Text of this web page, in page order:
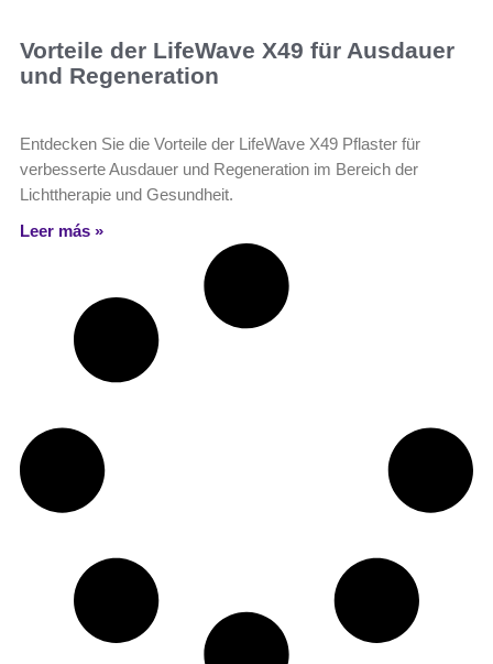
Vorteile der LifeWave X49 für Ausdauer
und Regeneration
Entdecken Sie die Vorteile der LifeWave X49 Pflaster für
verbesserte Ausdauer und Regeneration im Bereich der
Lichttherapie und Gesundheit.
Leer más »